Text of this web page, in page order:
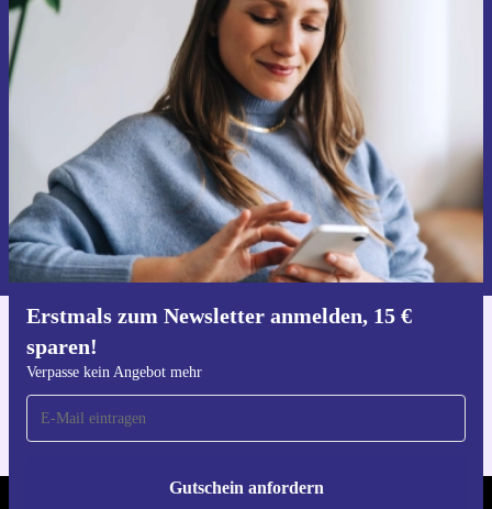
Erstmals zum Newsletter anmelden, 15 €
sparen!
Verpasse kein Angebot mehr
Gutschein anfordern
Erstmals zum Newsletter anmelden,
15 € sparen!
Verpasse kein Angebot mehr.
Gutschein anfordern
Informationen über die Verwendung personenbezogener Daten findest
du in unsererDatenschutzerklärung.
Für iOS und Android